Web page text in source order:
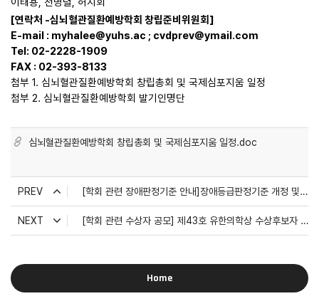
[연락처 -심뇌혈관질환예방학회 창립준비위원회]
E-mail : myhalee@yuhs.ac ; cvdprev@ymail.com
Tel: 02-2228-1909
FAX : 02-393-8133
첨부 1. 심뇌혈관질환예방학회 창립총회 및 국제심포지움 일정
첨부 2. 심뇌혈관질환예방학회 발기인명단
심뇌혈관질환예방학회 창립총회 및 국제심포지움 일정.doc
PREV [학회 관련 장애판정기준 안내]장애등급판정기준 개정 및 장애등급심사 제도 도입 안내(보건복지부)
NEXT [학회 관련 수상자 공모] 제43호 유한의학상 수상후보자 공모(서울특별시의사회)
Home